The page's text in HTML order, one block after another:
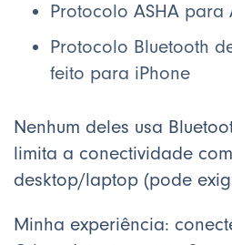
Protocolo ASHA para
Protocolo Bluetooth
feito para iPhone
Nenhum deles usa
limita a conectividade
desktop/laptop (pode
Minha experiência: